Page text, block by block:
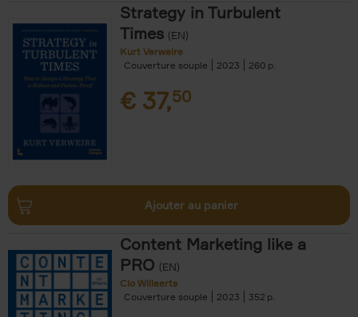
Strategy in Turbulent
Times (EN)
Kurt Verweire
Couverture souple
2023 260
€ 37,50
Ajouter au panier
Content Marketing like a
PRO (EN)
Clo Willaerts
Couverture souple
2023 352